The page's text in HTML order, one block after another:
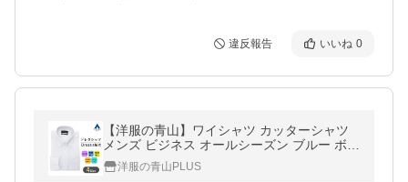
違反報告 いいね 0
【洋服の青山】ワイシャツ カッターシャツ
メンズ ビジネス オールシーズン ブルー ボタ
ンダウン スタンダード 長袖 形態安定 CHRI
STIAN ORANI
洋服の青山PLUS